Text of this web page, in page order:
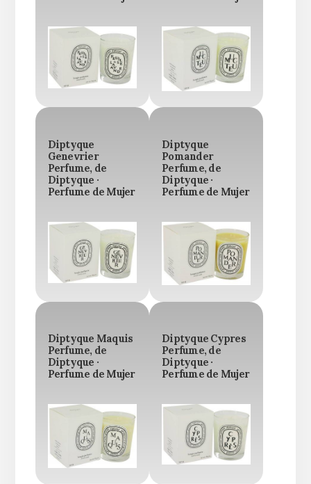
Diptyque
Genevrier
Perfume, de
Diptyque ·
Perfume de Mujer
Diptyque
Pomander
Perfume, de
Diptyque ·
Perfume de Mujer
Diptyque Maquis
Perfume, de
Diptyque ·
Perfume de Mujer
Diptyque Cypres
Perfume, de
Diptyque ·
Perfume de Mujer